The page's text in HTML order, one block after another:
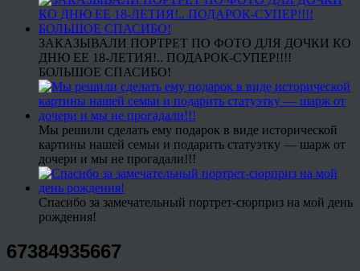
ЗАКАЗЫВАЛИ ПОРТРЕТ ПО ФОТО ДЛЯ ДОЧКИ КО
ДНЮ ЕЕ 18-ЛЕТИЯ!.. ПОДАРОК-СУПЕР!!!!
БОЛЬШОЕ СПАСИБО!
Мы решили сделать ему подарок в виде исторической
картины нашей семьи и подарить статуэтку — шарж от
дочери и мы не прогадали!!!
Спасибо за замечательный портрет-сюрприз на мой день
рождения!
67384935667